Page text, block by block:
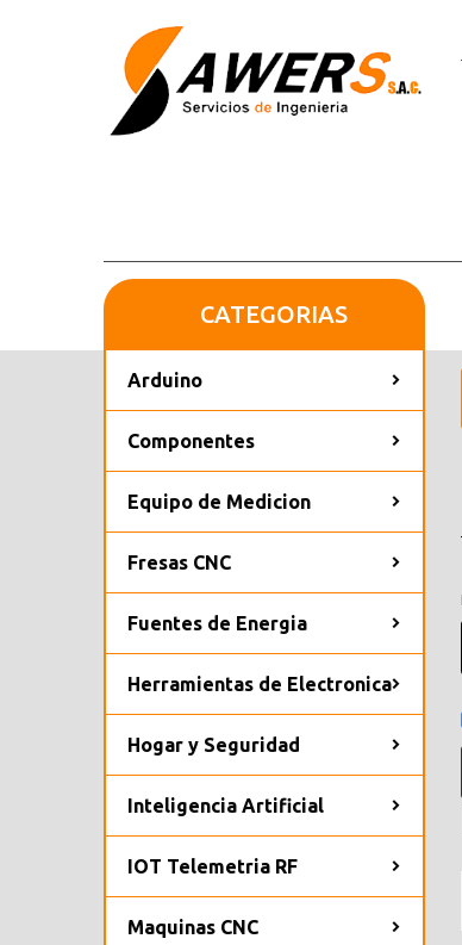
CATEGORIAS
Arduino
Componentes
Equipo de Medicion
Fresas CNC
Fuentes de Energia
Herramientas de Electronica
Hogar y Seguridad
Inteligencia Artificial
IOT Telemetria RF
Maquinas CNC